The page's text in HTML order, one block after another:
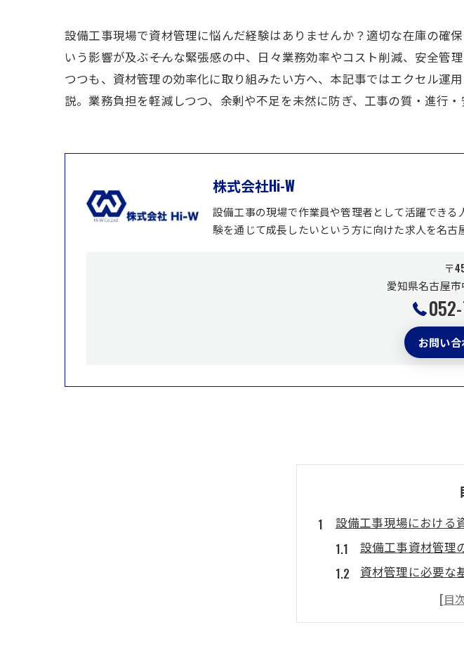
設備工事現場で資材管理に悩んだ経験はありませんか？適切な在庫の確
いう影響が及ぶ――そんな緊張感の中、日々業務効率やコスト削減、安全
つつも、資材管理の効率化に取り組みたい方へ、本記事ではエクセル運
説。業務負担を軽減しつつ、余剰や不足を未然に防ぎ、工事の質・進行
株式会社Hi-W
設備工事の現場で作業員や管理者として活躍でき
験を通じて成長したいという方に向けた求人を名古
〒
愛知県名古屋
お問い
設備工事現場における
設備工事資材管理
資材管理に必要な
設備工事現場で求
資材管理の仕事内